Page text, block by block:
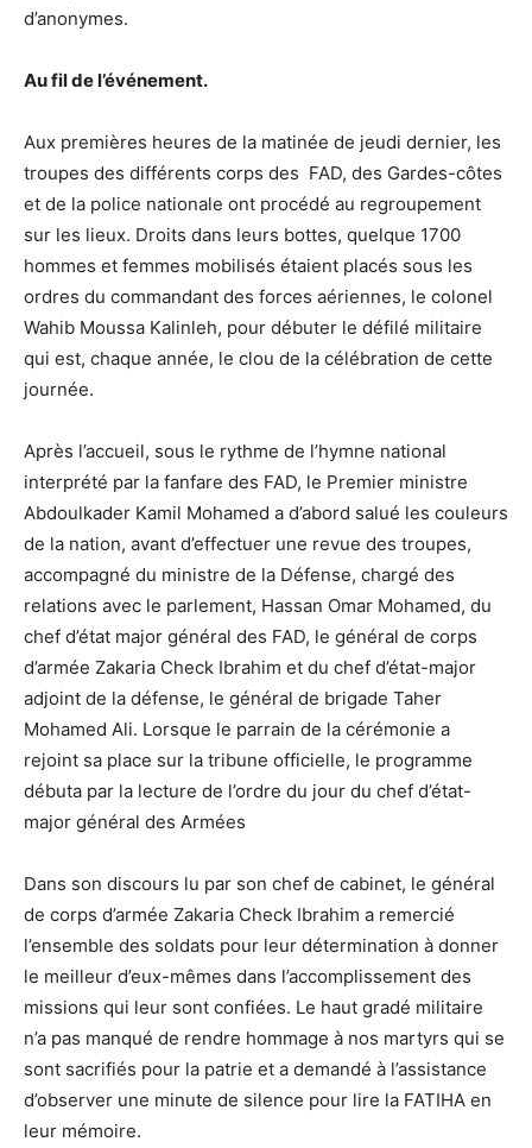
d’anonymes.
Au fil de l’événement.
Aux premières heures de la matinée de jeudi dernier, les
troupes des différents corps des FAD, des Gardes-côtes
et de la police nationale ont procédé au regroupement
sur les lieux. Droits dans leurs bottes, quelque 1700
hommes et femmes mobilisés étaient placés sous les
ordres du commandant des forces aériennes, le colonel
Wahib Moussa Kalinleh, pour débuter le défilé militaire
qui est, chaque année, le clou de la célébration de cette
journée.
Après l’accueil, sous le rythme de l’hymne national
interprété par la fanfare des FAD, le Premier ministre
Abdoulkader Kamil Mohamed a d’abord salué les couleurs
de la nation, avant d’effectuer une revue des troupes,
accompagné du ministre de la Défense, chargé des
relations avec le parlement, Hassan Omar Mohamed, du
chef d’état major général des FAD, le général de corps
d’armée Zakaria Check Ibrahim et du chef d’état-major
adjoint de la défense, le général de brigade Taher
Mohamed Ali. Lorsque le parrain de la cérémonie a
rejoint sa place sur la tribune officielle, le programme
débuta par la lecture de l’ordre du jour du chef d’état-
major général des Armées
Dans son discours lu par son chef de cabinet, le général
de corps d’armée Zakaria Check Ibrahim a remercié
l’ensemble des soldats pour leur détermination à donner
le meilleur d’eux-mêmes dans l’accomplissement des
missions qui leur sont confiées. Le haut gradé militaire
n’a pas manqué de rendre hommage à nos martyrs qui se
sont sacrifiés pour la patrie et a demandé à l’assistance
d’observer une minute de silence pour lire la FATIHA en
leur mémoire.